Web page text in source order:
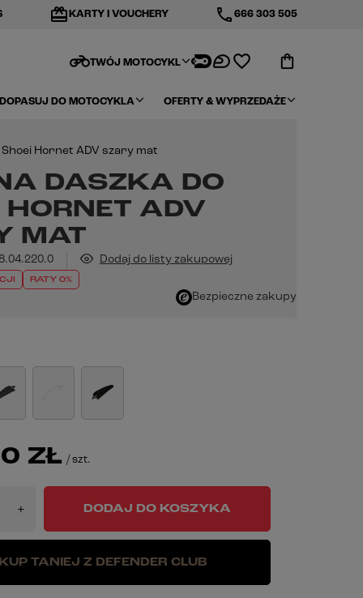
redeem KARTY I VOUCHERY phone666 303 505
motorcycleTWÓJ MOTOCYKL
DOPASUJ DO MOTOCYKLA OFERTY & WYPRZEDAŻE
Shoei Hornet ADV szary mat
DASZKA DO
HORNET ADV
MAT
Dodaj do listy zakupowej
RATY 0%
Bezpieczne zakupy
ZŁ / szt.
+ DODAJ DO KOSZYKA
KUP TANIEJ Z DEFENDER CLUB